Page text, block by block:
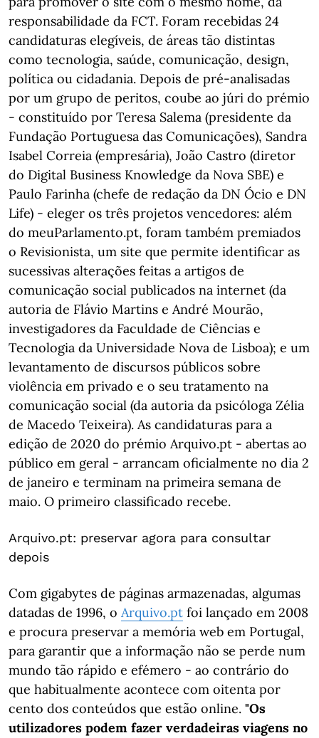
responsabilidade da FCT. Foram recebidas 24
candidaturas elegíveis, de áreas tão distintas
como tecnologia, saúde, comunicação, design,
política ou cidadania. Depois de pré-analisadas
por um grupo de peritos, coube ao júri do prémio
- constituído por Teresa Salema (presidente da
Fundação Portuguesa das Comunicações), Sandra
Isabel Correia (empresária), João Castro (diretor
do Digital Business Knowledge da Nova SBE) e
Paulo Farinha (chefe de redação da DN Ócio e DN
Life) - eleger os três projetos vencedores: além
do meuParlamento.pt, foram também premiados
o Revisionista, um site que permite identificar as
sucessivas alterações feitas a artigos de
comunicação social publicados na internet (da
autoria de Flávio Martins e André Mourão,
investigadores da Faculdade de Ciências e
Tecnologia da Universidade Nova de Lisboa); e um
levantamento de discursos públicos sobre
violência em privado e o seu tratamento na
comunicação social (da autoria da psicóloga Zélia
de Macedo Teixeira). As candidaturas para a
edição de 2020 do prémio Arquivo.pt - abertas ao
público em geral - arrancam oficialmente no dia 2
de janeiro e terminam na primeira semana de
maio. O primeiro classificado recebe.
Arquivo.pt: preservar agora para consultar
depois
Com gigabytes de páginas armazenadas, algumas
datadas de 1996, o Arquivo.pt foi lançado em 2008
e procura preservar a memória web em Portugal,
para garantir que a informação não se perde num
mundo tão rápido e efémero - ao contrário do
que habitualmente acontece com oitenta por
cento dos conteúdos que estão online. "Os
utilizadores podem fazer verdadeiras viagens no